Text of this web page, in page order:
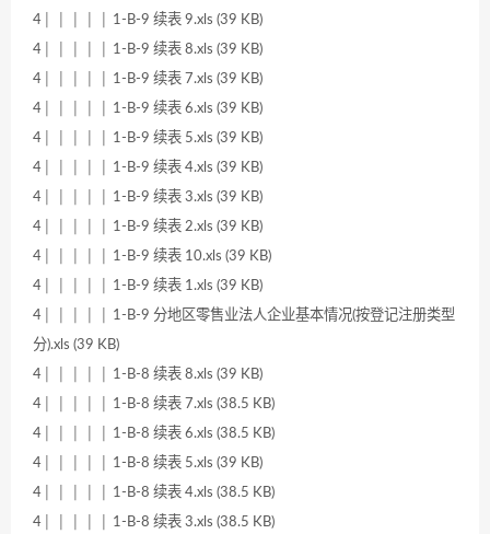
4│ │ │ │ │ 1-B-9 续表 9.xls (39 KB)
4│ │ │ │ │ 1-B-9 续表 8.xls (39 KB)
4│ │ │ │ │ 1-B-9 续表 7.xls (39 KB)
4│ │ │ │ │ 1-B-9 续表 6.xls (39 KB)
4│ │ │ │ │ 1-B-9 续表 5.xls (39 KB)
4│ │ │ │ │ 1-B-9 续表 4.xls (39 KB)
4│ │ │ │ │ 1-B-9 续表 3.xls (39 KB)
4│ │ │ │ │ 1-B-9 续表 2.xls (39 KB)
4│ │ │ │ │ 1-B-9 续表 10.xls (39 KB)
4│ │ │ │ │ 1-B-9 续表 1.xls (39 KB)
4│ │ │ │ │ 1-B-9 分地区零售业法人企业基本情况(按登记注册类型
分).xls (39 KB)
4│ │ │ │ │ 1-B-8 续表 8.xls (39 KB)
4│ │ │ │ │ 1-B-8 续表 7.xls (38.5 KB)
4│ │ │ │ │ 1-B-8 续表 6.xls (38.5 KB)
4│ │ │ │ │ 1-B-8 续表 5.xls (39 KB)
4│ │ │ │ │ 1-B-8 续表 4.xls (38.5 KB)
4│ │ │ │ │ 1-B-8 续表 3.xls (38.5 KB)